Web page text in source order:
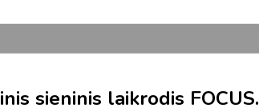
sieninis laikrodis FOCUS.